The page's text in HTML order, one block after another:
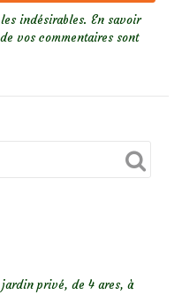
indésirables. En savoir
vos commentaires sont
privé, de 4 ares, à